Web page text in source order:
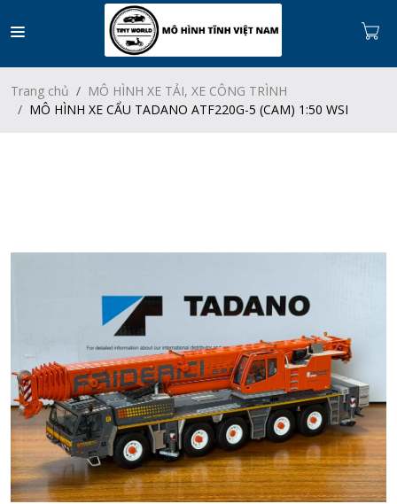
Trang chủ
MÔ HÌNH XE TẢI, XE CÔNG TRÌNH
MÔ HÌNH XE CẨU TADANO ATF220G-5 (CAM) 1:50 WSI